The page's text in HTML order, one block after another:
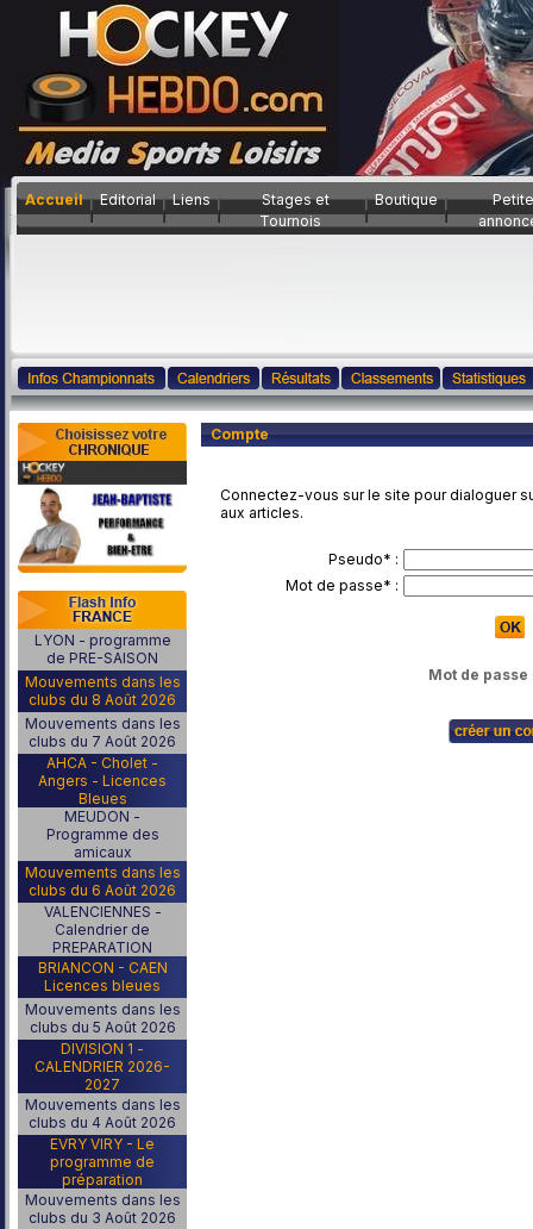
Accueil Editorial Liens
Stages et
Tournois
Boutique
LYON - programme
de PRE-SAISON
Mouvements dans les
clubs du 8 Août 2026
Mouvements dans les
clubs du 7 Août 2026
AHCA - Cholet -
Angers - Licences
Bleues
MEUDON -
Programme des
amicaux
Mouvements dans les
clubs du 6 Août 2026
VALENCIENNES -
Calendrier de
PREPARATION
BRIANCON - CAEN
Licences bleues
Mouvements dans les
clubs du 5 Août 2026
DIVISION 1 -
CALENDRIER 2026-
2027
Mouvements dans les
clubs du 4 Août 2026
EVRY VIRY - Le
programme de
préparation
Mouvements dans les
clubs du 3 Août 2026
Compte
Connectez-vous sur le site pour dialoguer
aux articles.
Pseudo* :
Mot de passe* :
Mot de passe